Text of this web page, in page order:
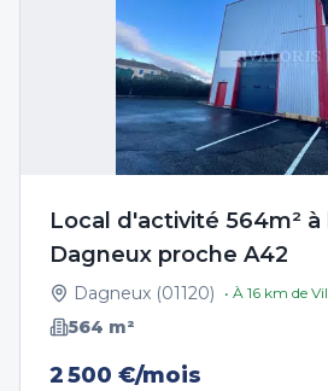
Local d'activité 564m² à
Dagneux proche A42
Dagneux (01120) • À 16 km de
564 m²
2 500 €/mois